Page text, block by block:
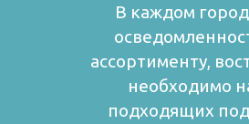
В каждом
ассортименту,
необходимо
подходящих под